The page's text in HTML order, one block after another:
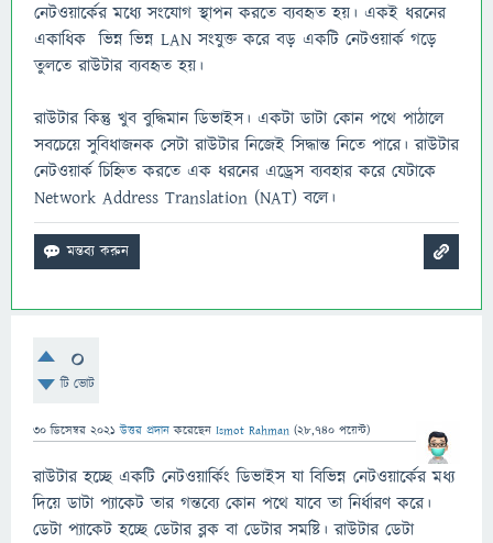
নেটওয়ার্কের মধ্যে সংযোগ স্থাপন করতে ব্যবহৃত হয়। একই ধরনের
একাধিক ভিন্ন ভিন্ন LAN সংযুক্ত করে বড় একটি নেটওয়ার্ক গড়ে
তুলতে রাউটার ব্যবহৃত হয়।
রাউটার কিন্তু খুব বুদ্ধিমান ডিভাইস। একটা ডাটা কোন পথে পাঠালে
সবচেয়ে সুবিধাজনক সেটা রাউটার নিজেই সিদ্ধান্ত নিতে পারে। রাউটার
নেটওয়ার্ক চিহ্নিত করতে এক ধরনের এড্রেস ব্যবহার করে যেটাকে
Network Address Translation (NAT) বলে।
0
টি ভোট
30 ডিসেম্বর 2021 উত্তর প্রদান করেছেন Ismot Rahman (28,740 পয়েন্ট)
রাউটার হচ্ছে একটি নেটওয়ার্কিং ডিভাইস যা বিভিন্ন নেটওয়ার্কের মধ্য
দিয়ে ডাটা প্যাকেট তার গন্তব্যে কোন পথে যাবে তা নির্ধারণ করে।
ডেটা প্যাকেট হচ্ছে ডেটার ব্লক বা ডেটার সমষ্টি। রাউটার ডেটা